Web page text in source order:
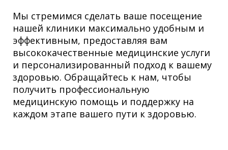
Мы стремимся сделать ваше посещение
нашей клиники максимально удобным и
эффективным, предоставляя вам
высококачественные медицинские услуги
и персонализированный подход к вашему
здоровью. Обращайтесь к нам, чтобы
получить профессиональную
медицинскую помощь и поддержку на
каждом этапе вашего пути к здоровью.